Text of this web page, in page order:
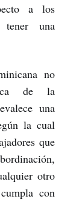
a los
una
no
de la
una
la cual
que
otro
con